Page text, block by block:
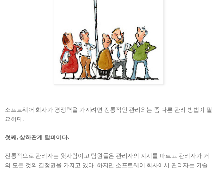
소프트웨어 회사가 경쟁력을 가지려면 전통적인 관리와는 좀 다른 관리 방법이 필
요하다.
첫째, 상하관계 탈피이다.
전통적으로 관리자는 윗사람이고 팀원들은 관리자의 지시를 따르고 관리자가 거
의 모든 것의 결정권을 가지고 있다. 하지만 소프트웨어 회사에서 관리자는 기술